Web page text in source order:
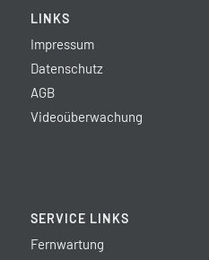
LINKS
Impressum
Datenschutz
AGB
Videoüberwachung
SERVICE LINKS
Fernwartung